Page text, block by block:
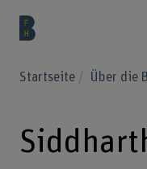
Startseite Über die